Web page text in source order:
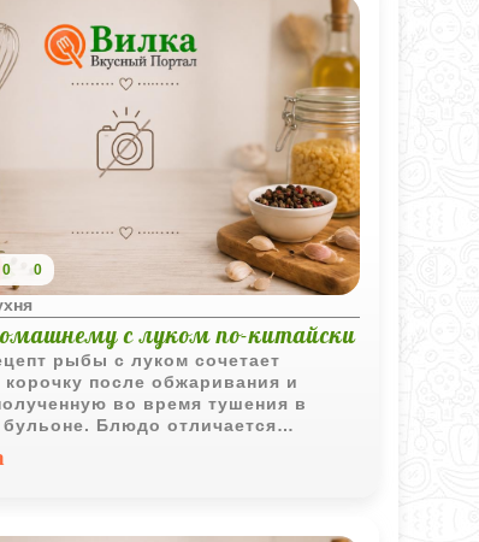
0 0
с луком по-китайски
рыбы с луком сочетает
после обжаривания и
во время тушения в
Блюдо отличается
вкусом и характерными нотами